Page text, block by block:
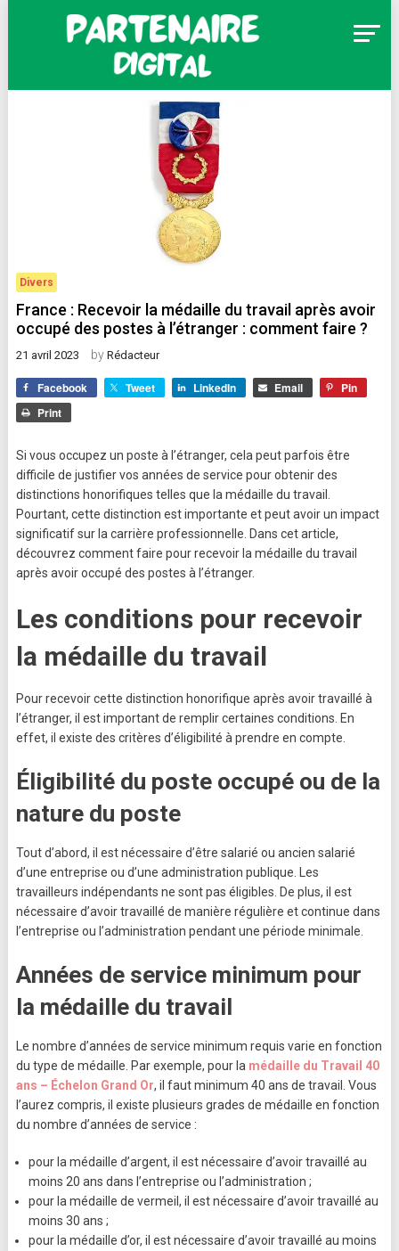
Partenaire Digital
Divers
France : Recevoir la médaille du travail après avoir
occupé des postes à l’étranger : comment faire ?
21 avril 2023 by Rédacteur
Facebook Tweet LinkedIn Email
Pin
Print
Si vous occupez un poste à l’étranger, cela peut parfois être
difficile de justifier vos années de service pour obtenir des
distinctions honorifiques telles que la médaille du travail.
Pourtant, cette distinction est importante et peut avoir un impact
significatif sur la carrière professionnelle. Dans cet article,
découvrez comment faire pour recevoir la médaille du travail
après avoir occupé des postes à l’étranger.
Les conditions pour recevoir
la médaille du travail
Pour recevoir cette distinction honorifique après avoir travaillé à
l’étranger, il est important de remplir certaines conditions. En
effet, il existe des critères d’éligibilité à prendre en compte.
Éligibilité du poste occupé ou de la
nature du poste
Tout d’abord, il est nécessaire d’être salarié ou ancien salarié
d’une entreprise ou d’une administration publique. Les
travailleurs indépendants ne sont pas éligibles. De plus, il est
nécessaire d’avoir travaillé de manière régulière et continue dans
l’entreprise ou l’administration pendant une période minimale.
Années de service minimum pour
la médaille du travail
Le nombre d’années de service minimum requis varie en fonction
du type de médaille. Par exemple, pour la médaille du Travail 40
ans – Échelon Grand Or, il faut minimum 40 ans de travail. Vous
l’aurez compris, il existe plusieurs grades de médaille en fonction
du nombre d’années de service :
pour la médaille d’argent, il est nécessaire d’avoir travaillé au
moins 20 ans dans l’entreprise ou l’administration ;
pour la médaille de vermeil, il est nécessaire d’avoir travaillé au
moins 30 ans ;
pour la médaille d’or, il est nécessaire d’avoir travaillé au moins